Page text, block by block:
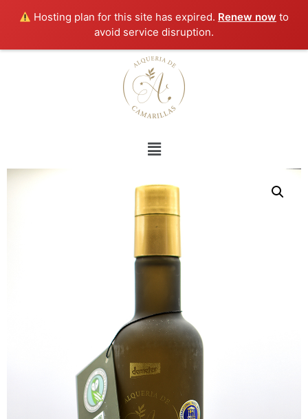
Hosting plan for this site has expired. Renew now to
avoid service disruption.